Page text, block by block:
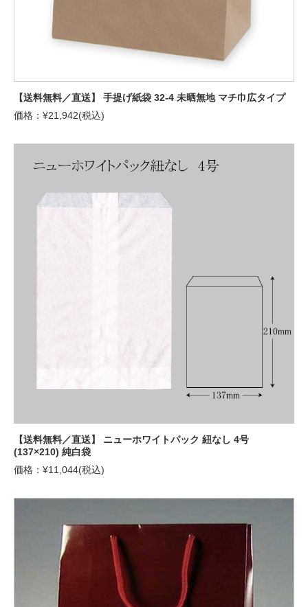
【送料無料／直送】 手提げ紙袋 32-4 未晒無地 マチ巾広タイプ
価格：¥21,942(税込)
【送料無料／直送】 ニューホワイトパック 紐なし 4号
(137×210) 純白袋
価格：¥11,044(税込)